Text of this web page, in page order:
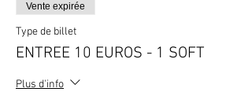
Vente expirée
Type de billet
ENTREE 10 EUROS - 1 SOFT
Plus d'info